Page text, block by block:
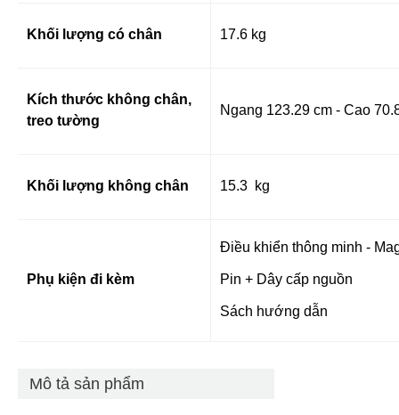
Khối lượng có chân 17.6 kg
Kích thước không chân,
treo tường
Ngang 123.29 cm - Cao
Khối lượng không chân 15.3 kg
Phụ kiện đi kèm
Điều khiển thông minh -
Pin + Dây cấp nguồn
Sách hướng dẫn
Mô tả sản phẩm